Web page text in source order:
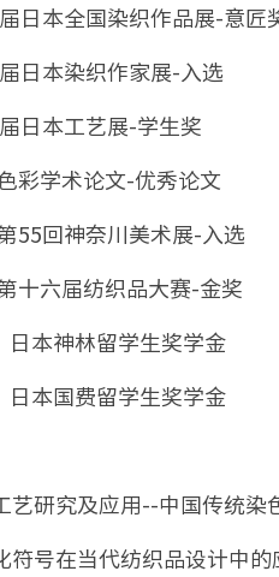
日本全国染织作品展-意匠
日本染织作家展-入选
日本工艺展-学生奖
彩学术论文-优秀论文
55回神奈川美术展-入选
十六届纺织品大赛-金奖
日本神林留学生奖学金
日本国费留学生奖学金
艺研究及应用--中国传统
符号在当代纺织品设计中